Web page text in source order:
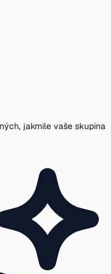
jakmile vaše skupina